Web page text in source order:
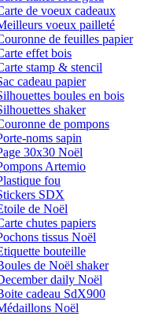
de voeux cadeaux
voeux pailleté
de feuilles papier
effet bois
stamp & stencil
cadeau papier
boules en bois
shaker
de pompons
noms sapin
30x30 Noël
Artemio
fou
SDX
de Noël
chutes papiers
tissus Noël
bouteille
de Noël shaker
daily Noël
cadeau SdX900
Noël